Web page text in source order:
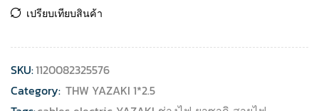
เปรียบเทียบสินค้า
SKU:1120082325576
Category: THW YAZAKI 1*2.5